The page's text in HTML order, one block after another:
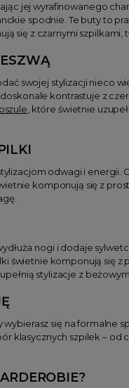
jej wyrafinowanego
spodnie. Te buty to
się z czarnymi
swojej stylizacji nieco
kontrastuje z
, które świetnie
odwagi i energii.
komponują się z
nogi i dodaje
świetnie komponują się
stylizacje z
się na formalne
klasycznych szpilek –